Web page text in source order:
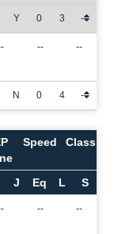
Y 0 3 -
-- --
N 0 4 -
Speed Class
J Eq L S
-- --